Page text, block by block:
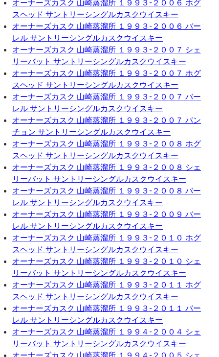
オーナーズカスク 山崎蒸溜所 １９９３-２００６ ホグ
スヘッド サントリーシングルカスクウイスキー
オーナーズカスク 山崎蒸溜所 １９９３-２００６ バー
レル サントリーシングルカスクウイスキー
オーナーズカスク 山崎蒸溜所 １９９３-２００７ シェ
リーバット サントリーシングルカスクウイスキー
オーナーズカスク 山崎蒸溜所 １９９３-２００７ ホグ
スヘッド サントリーシングルカスクウイスキー
オーナーズカスク 山崎蒸溜所 １９９３-２００７ バー
レル サントリーシングルカスクウイスキー
オーナーズカスク 山崎蒸溜所 １９９３-２００７ パン
チョン サントリーシングルカスクウイスキー
オーナーズカスク 山崎蒸溜所 １９９３-２００８ ホグ
スヘッド サントリーシングルカスクウイスキー
オーナーズカスク 山崎蒸溜所 １９９３-２００８ シェ
リーバット サントリーシングルカスクウイスキー
オーナーズカスク 山崎蒸溜所 １９９３-２００８ バー
レル サントリーシングルカスクウイスキー
オーナーズカスク 山崎蒸溜所 １９９３-２００９ バー
レル サントリーシングルカスクウイスキー
オーナーズカスク 山崎蒸溜所 １９９３-２０１０ ホグ
スヘッド サントリーシングルカスクウイスキー
オーナーズカスク 山崎蒸溜所 １９９３-２０１０ シェ
リーバット サントリーシングルカスクウイスキー
オーナーズカスク 山崎蒸溜所 １９９３-２０１１ ホグ
スヘッド サントリーシングルカスクウイスキー
オーナーズカスク 山崎蒸溜所 １９９３-２０１１ バー
レル サントリーシングルカスクウイスキー
オーナーズカスク 山崎蒸溜所 １９９４-２００４ シェ
リーバット サントリーシングルカスクウイスキー